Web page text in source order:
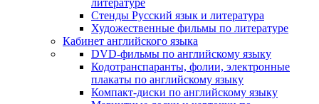
Стенды Русский язык и литература
Художественные фильмы по литературе
Кабинет английского языка
DVD-фильмы по английскому языку
Кодотранспаранты, фолии, электронные
плакаты по английскому языку
Компакт-диски по английскому языку